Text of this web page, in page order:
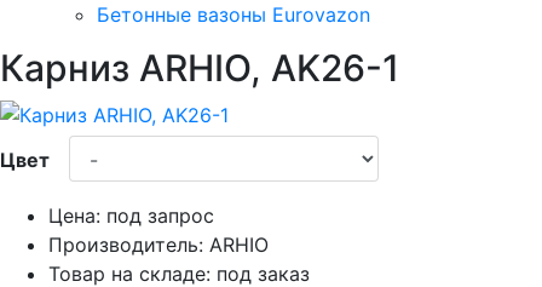
Бетонные вазоны Eurovazon
Карниз ARHIO, AK26-1
Цвет
Цена: под запрос
Производитель: ARHIO
Товар на складе: под заказ